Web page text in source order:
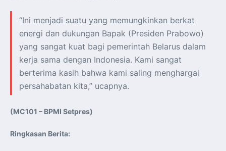
“Ini menjadi suatu yang memungkinkan berkat
energi dan dukungan Bapak (Presiden Prabowo)
yang sangat kuat bagi pemerintah Belarus dalam
kerja sama dengan Indonesia. Kami sangat
berterima kasih bahwa kami saling menghargai
persahabatan kita,” ucapnya.
(MC101 – BPMI Setpres)
Ringkasan Berita: